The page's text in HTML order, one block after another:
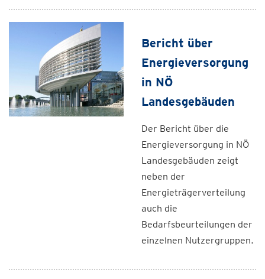
Bericht über
Energieversorgung
in NÖ
Landesgebäuden
Der Bericht über die
Energieversorgung in NÖ
Landesgebäuden zeigt
neben der
Energieträgerverteilung
auch die
Bedarfsbeurteilungen der
einzelnen Nutzergruppen.